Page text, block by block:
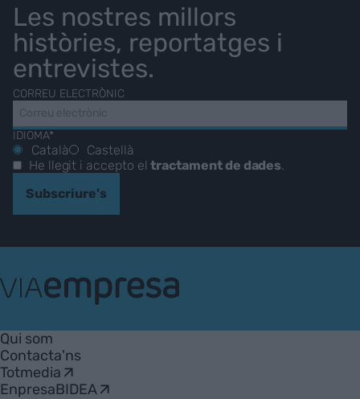
Les nostres millors
històries, reportatges i
entrevistes.
CORREU ELECTRÒNIC
IDIOMA*
Català
Castellà
He llegit i accepto eltractament de dades.
Subscriure's
Empresa
Qui som
Contacta'ns
Totmedia
EnpresaBIDEA